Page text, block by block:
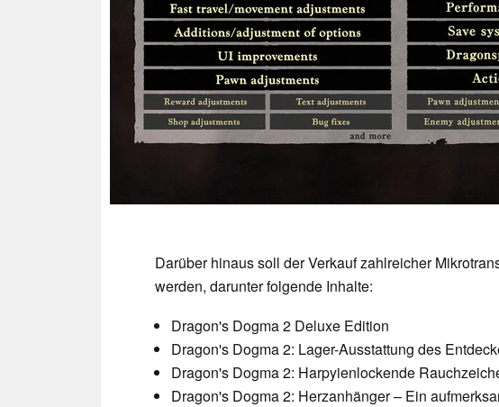
Darüber hinaus soll der Verkauf zahlreicher
werden, darunter folgende Inhalte:
Dragon's Dogma 2 Deluxe Edition
Dragon's Dogma 2: Lager-Ausstattung des
Dragon's Dogma 2: Harpyienlockende
Dragon's Dogma 2: Herzanhänger – Ein